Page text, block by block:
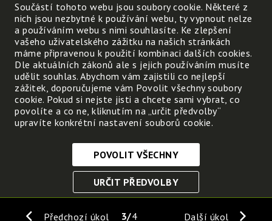
Vezmi 2 magnetky a zkus,
jak na sebe působí. Potom
přidej magnetky na jedné
straněa vyvoď závěr:
Čím je magnet silnější,
Předchozí úkol Další úkol
3 4
Součástí tohoto webu jsou soubory cookie. Některé z
nich jsou nezbytné k používání webu, ty vypnout nelze
a používáním webu s nimi souhlasíte. Ke zlepšení
vašeho uživatelského zážitku na našich stránkách
máme připravenou k použití kombinaci dalších cookies.
Dle aktuálních zákonů ale s jejich používáním musíte
udělit souhlas. Abychom vám zajistili co nejlepší
zážitek, doporučujeme vám Povolit všechny soubory
cookie. Pokud si nejste jisti a chcete sami vybrat, co
povolíte a co ne, kliknutím na „určit předvolby“
upravíte konkrétní nastavení souborů cookie.
Nezbytně nutné cookies
Tyto soubory cookie jsou nezbytné, abyste se mohli
funkce. Bez těchto cookies by webové stránky
POVOLIT VŠECHNY
URČIT PŘEDVOLBY